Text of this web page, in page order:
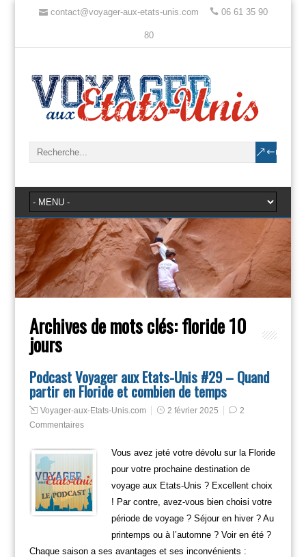
contact@voyager-aux-etats-unis.com 06 61 35 90
80
Archives de mots clés:floride 10
jours
Podcast Voyager aux Etats-Unis #29 – Quand
partir en Floride et combien de temps
Voyager-aux-Etats-Unis.com 2 février 2025
2
Commentaires
Vous avez jeté votre dévolu sur la Floride
pour votre prochaine destination de
voyage aux Etats-Unis ? Excellent choix
! Par contre, avez-vous bien choisi votre
période de voyage ? Séjour en hiver ? Au
printemps ou à l’automne ? Voir en été ?
Chaque saison a ses avantages et ses inconvénients :